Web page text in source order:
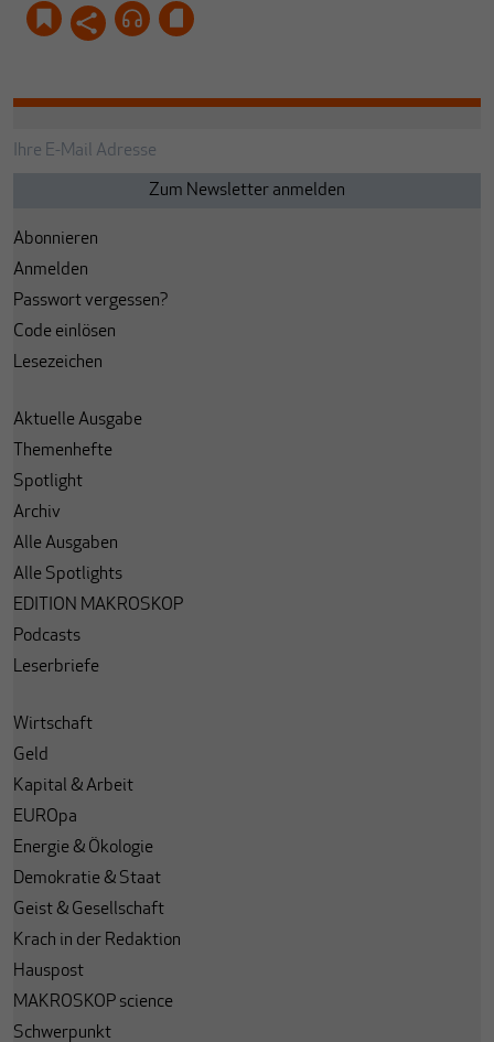
Abonnieren
Anmelden
Passwort vergessen?
Code einlösen
Lesezeichen
Aktuelle Ausgabe
Themenhefte
Spotlight
Archiv
Alle Ausgaben
Alle Spotlights
EDITION MAKROSKOP
Podcasts
Leserbriefe
Wirtschaft
Geld
Kapital & Arbeit
EUROpa
Energie & Ökologie
Demokratie & Staat
Geist & Gesellschaft
Krach in der Redaktion
Hauspost
MAKROSKOP science
Schwerpunkt